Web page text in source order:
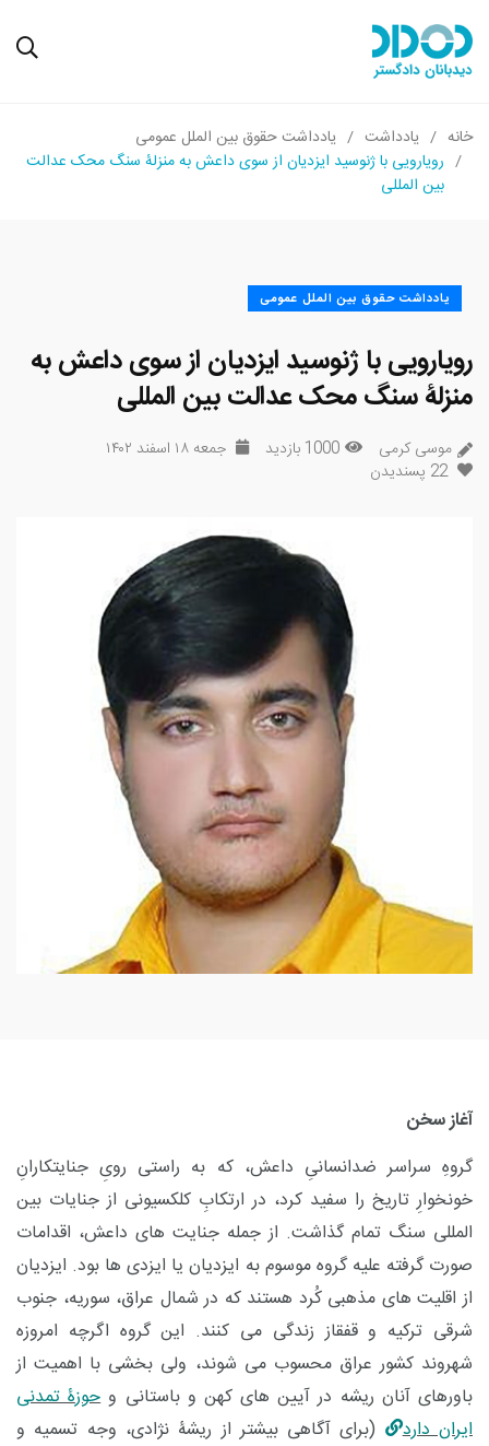
خانه یادداشت
یادداشت حقوق بین الملل عمومی
رویارویی با ژنوسید ایزدیان از سوی داعش به منزلۀ سنگ محک عدالت
بین المللی
یادداشت حقوق بین الملل عمومی
رویارویی با ژنوسید ایزدیان از سوی داعش به
منزلۀ سنگ محک عدالت بین المللی
موسی کرمی 1000 بازدید
جمعه ۱۸ اسفند ۱۴۰۲
22 پسندیدن
آغاز سخن
گروهِ سراسر ضدانسانیِ داعش، که به راستی رویِ جنایتکارانِ
خونخوارِ تاریخ را سفید کرد، در ارتکابِ کلکسیونی از جنایات بین
المللی سنگ تمام گذاشت. از جمله جنایت های داعش، اقدامات
صورت گرفته علیه گروه موسوم به ایزدیان یا ایزدی ها بود. ایزدیان
از اقلیت های مذهبی کُرد هستند که در شمال عراق، سوریه، جنوب
شرقی ترکیه و قفقاز زندگی می کنند. این گروه اگرچه امروزه
شهروند کشور عراق محسوب می شوند، ولی بخشی با اهمیت از
باورهای آنان ریشه در آیین های کهن و باستانی وحوزۀ تمدنی
ایران دارد
(برای آگاهی بیشتر از ریشۀ نژادی، وجه تسمیه و